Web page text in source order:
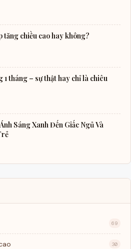
tăng chiều cao hay không?
1 tháng – sự thật hay chỉ là chiêu
Sáng Xanh Đến Giấc Ngủ Và
69
30